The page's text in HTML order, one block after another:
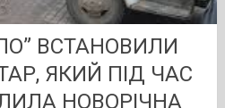
ВСТАНОВИЛИ
ЯКИЙ ПІД ЧАС
НОВОРІЧНА